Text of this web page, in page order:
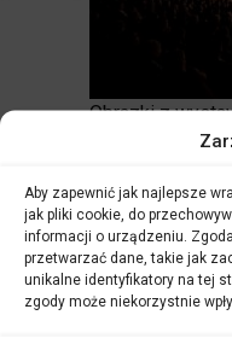
Aby zapewnić jak najlepsze
jak pliki cookie, do
informacji o urządzeniu.
przetwarzać dane, takie jak
unikalne identyfikatory na tej
zgody może niekorzystnie
Obrazki z
Ostatni marcowy
50. rocznicę śmierci
Gwiazdą wieczoru był
publiczność miała
jako solistę ale też
z towarzyszeniem